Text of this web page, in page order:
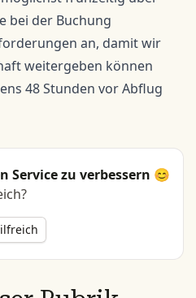
bei der Buchung
an, damit wir
weitergeben können
48 Stunden vor Abflug
Service zu verbessern 😊